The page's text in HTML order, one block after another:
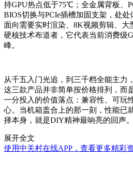
持GPU热点低于75℃；全金属背板、
BIOS切换与PCIe插槽加固支架，处处
面向需要实时渲染、8K视频剪辑、大
硬核技术布道者，它代表当前消费级
峰。
从千五入门光追，到三千档全能主力
这三款产品并非简单按价格排列，而
一分投入的价值落点：兼容性、可玩
心。当机箱盖合上的那一刻，性能已
择本身，就是DIY精神最响亮的回声。
展开全文
使用中关村在线APP，查看更多精彩